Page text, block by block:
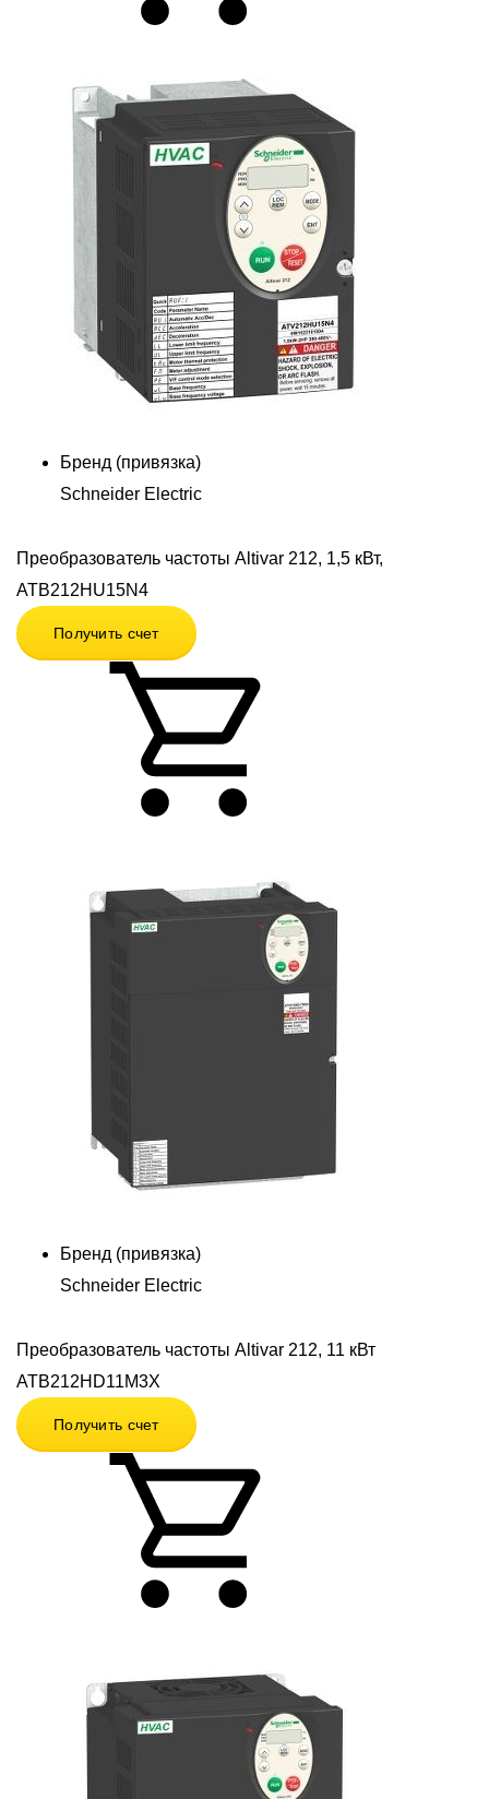
Бренд (привязка)
Schneider Electric
Преобразователь частоты Altivar 212, 1,5 кВт,
АТВ212HU15N4
Получить счет
Бренд (привязка)
Schneider Electric
Преобразователь частоты Altivar 212, 11 кВт
АТВ212HD11M3X
Получить счет